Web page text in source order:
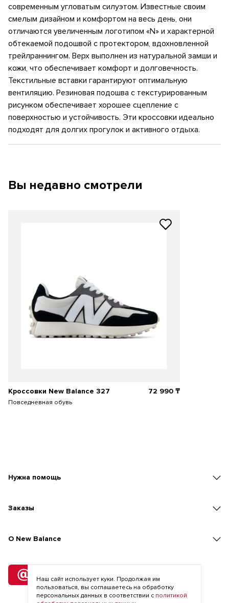
современным угловатым силуэтом. Известные своим
смелым дизайном и комфортом на весь день, они
отличаются увеличенным логотипом «N» и характерной
обтекаемой подошвой с протектором, вдохновленной
трейлраннингом. Верх выполнен из натуральной замши и
кожи, что обеспечивает комфорт и долговечность.
Текстильные вставки гарантируют оптимальную
вентиляцию. Резиновая подошва с текстурированным
рисунком обеспечивает хорошее сцепление с
поверхностью и устойчивость. Эти кроссовки идеально
подходят для долгих прогулок и активного отдыха.
Вы недавно смотрели
Кроссовки New Balance 327
Повседневная обувь
72 990₸
Нужна помощь
Заказы
O New Balance
на рассылку
Наш сайт использует куки. Продолжая им
пользоваться, вы соглашаетесь на обработку
персональных данных в соответствии с политикой